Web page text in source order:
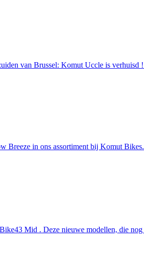
van Brussel: Komut Uccle is verhuisd
Breeze in ons assortiment bij Komut
Mid . Deze nieuwe modellen, die nog